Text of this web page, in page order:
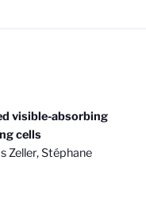
visible-absorbing
cells
Zeller, Stéphane